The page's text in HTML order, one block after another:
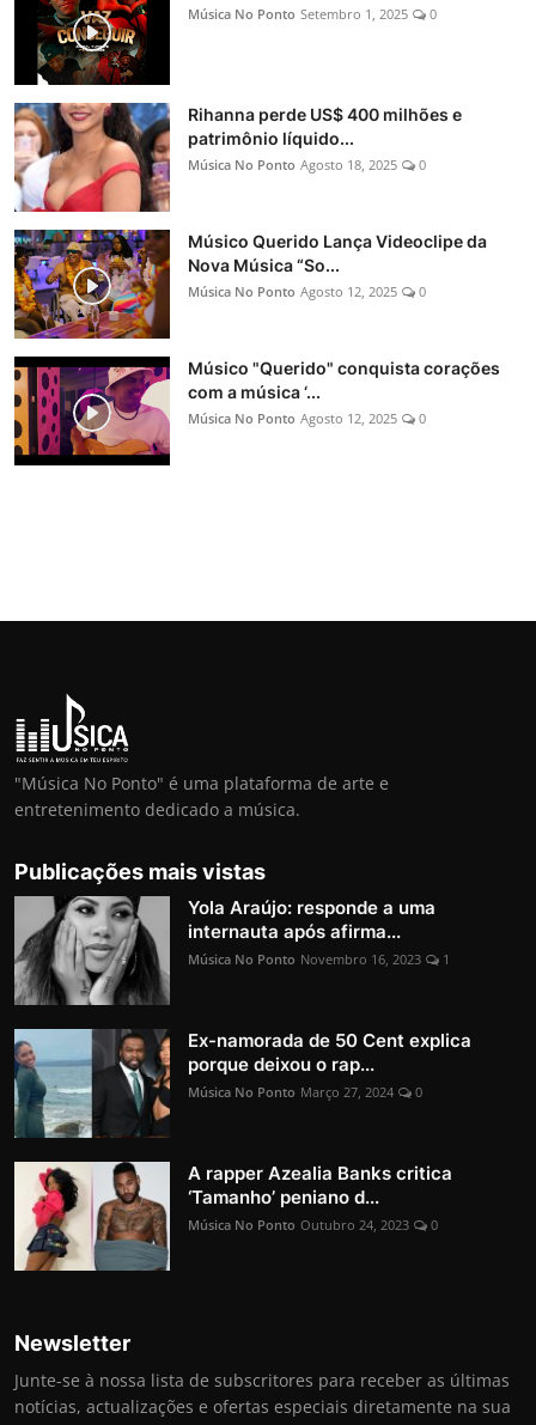
Música No Ponto Setembro 1, 2025 0
Rihanna perde US$ 400 milhões e
patrimônio líquido...
Música No Ponto Agosto 18, 2025 0
Músico Querido Lança Videoclipe da
Nova Música “So...
Música No Ponto Agosto 12, 2025 0
Músico "Querido" conquista corações
com a música ‘...
Música No Ponto Agosto 12, 2025 0
"Música No Ponto" é uma plataforma de arte e
entretenimento dedicado a música.
Publicações mais vistas
Yola Araújo: responde a uma
internauta após afirma...
Música No Ponto Novembro 16, 2023 1
Ex-namorada de 50 Cent explica
porque deixou o rap...
Música No Ponto Março 27, 2024 0
A rapper Azealia Banks critica
‘Tamanho’ peniano d...
Música No Ponto Outubro 24, 2023 0
Newsletter
Junte-se à nossa lista de subscritores para receber as últimas
notícias, actualizações e ofertas especiais diretamente na sua